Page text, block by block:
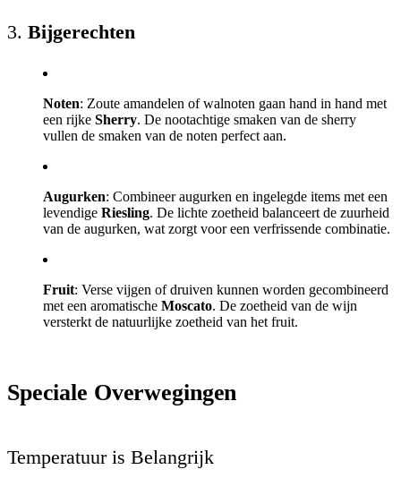
3. Bijgerechten
Noten: Zoute amandelen of walnoten gaan hand in hand met
een rijke Sherry. De nootachtige smaken van de sherry
vullen de smaken van de noten perfect aan.
Augurken: Combineer augurken en ingelegde items met een
levendige Riesling. De lichte zoetheid balanceert de zuurheid
van de augurken, wat zorgt voor een verfrissende combinatie.
Fruit: Verse vijgen of druiven kunnen worden gecombineerd
met een aromatische Moscato. De zoetheid van de wijn
versterkt de natuurlijke zoetheid van het fruit.
Speciale Overwegingen
Temperatuur is Belangrijk